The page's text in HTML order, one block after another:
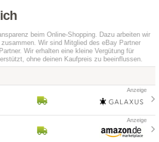
beim Online-Shopping. Dazu arbeiten wir
Wir sind Mitglied des eBay Partner
Wir erhalten eine kleine Vergütung für
ohne deinen Kaufpreis zu beeinflussen.